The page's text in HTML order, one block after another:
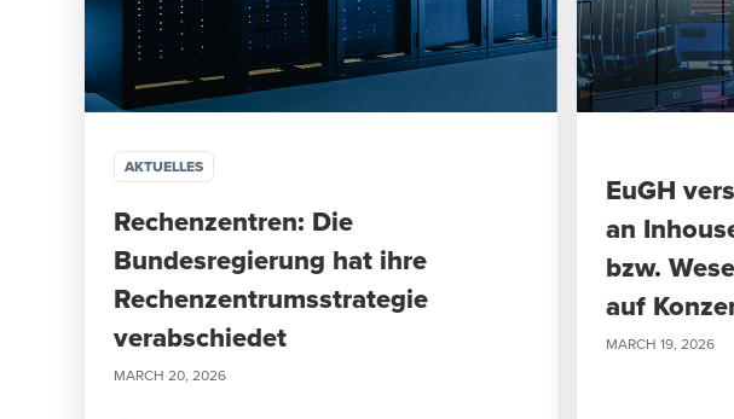
AKTUELLES
Rechenzentren: Die
Bundesregierung hat ihre
Rechenzentrumsstrategie
verabschiedet
MARCH 20, 2026
EuGH
an
bzw.
auf
MARCH 19, 2026